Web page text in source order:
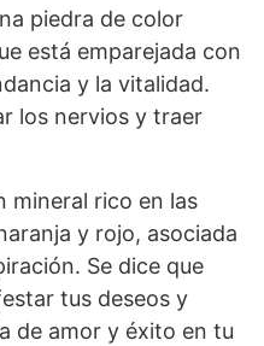
piedra de color
está emparejada con
y la vitalidad.
los nervios y traer
mineral rico en las
y rojo, asociada
Se dice que
tus deseos y
de amor y éxito en tu